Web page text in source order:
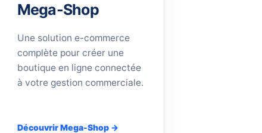
Mega-Shop
Une solution e-commerce
complète pour créer une
boutique en ligne connectée
à votre gestion commerciale.
Découvrir Mega-Shop →